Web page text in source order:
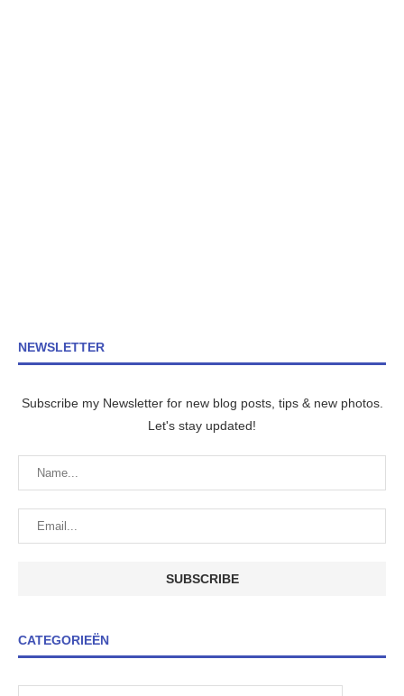
NEWSLETTER
Subscribe my Newsletter for new blog posts, tips & new photos.
Let's stay updated!
CATEGORIEËN